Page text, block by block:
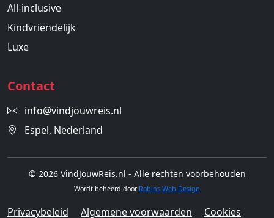
All-inclusive
Kindvriendelijk
Luxe
Contact
info@vindjouwreis.nl
Espel, Nederland
© 2026 VindJouwReis.nl - Alle rechten voorbehouden
Wordt beheerd door Robins Web Design
Privacybeleid Algemene voorwaarden Cookies